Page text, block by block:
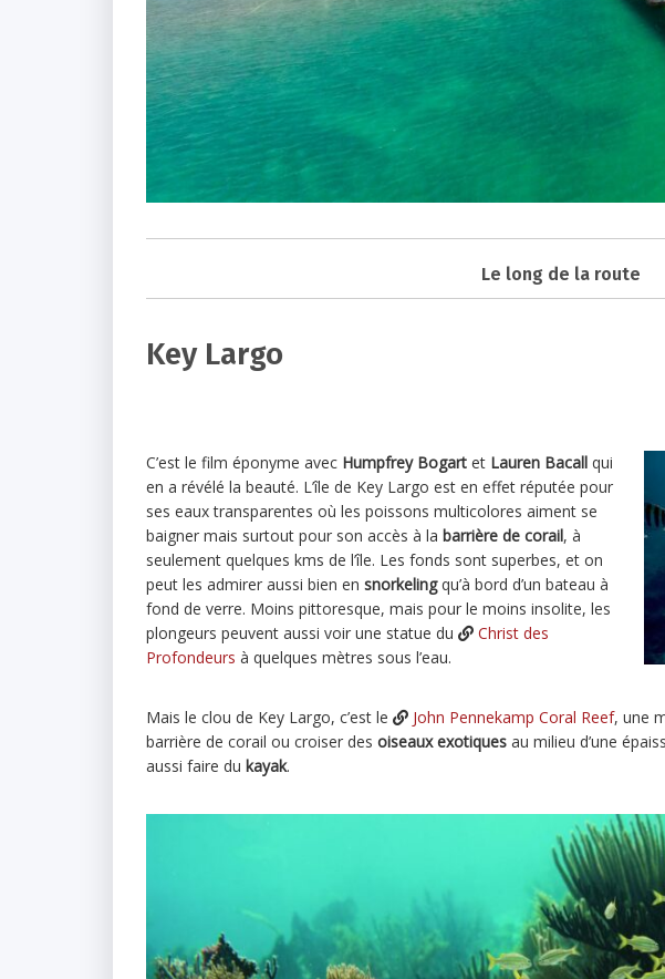
Le long de la route
Key Largo
C’est le film éponyme avec Humpfrey Bogart et Lauren Bacall qui
en a révélé la beauté. L’île de Key Largo est en effet réputée pour
ses eaux transparentes où les poissons multicolores aiment se
baigner mais surtout pour son accès à la barrière de corail, à
seulement quelques kms de l’île. Les fonds sont superbes, et on
peut les admirer aussi bien en snorkelingqu’à bord d’un bateau à
fond de verre. Moins pittoresque, mais pour le moins insolite, les
plongeurs peuvent aussi voir une statue du
Christ des
Profondeurs à quelques mètres sous l’eau.
Mais le clou de Key Largo, c’est le John Pennekamp Coral Reef, une
barrière de corail ou croiser des oiseaux exotiques au milieu d’une
aussi faire du kayak.